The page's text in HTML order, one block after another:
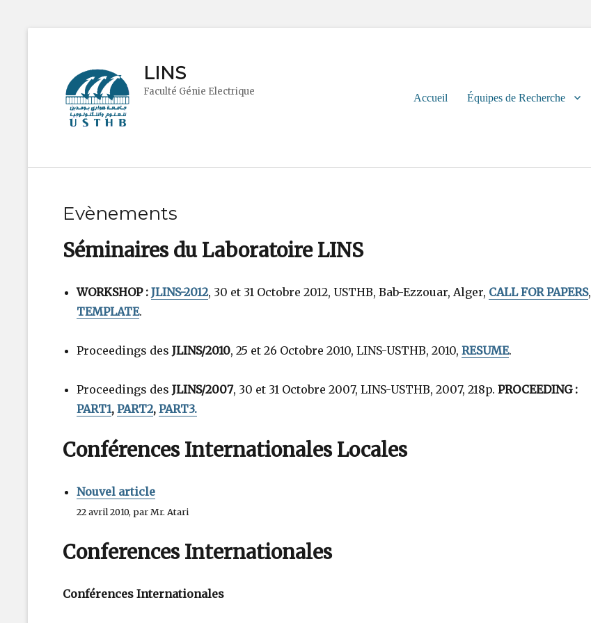
LINS
Faculté Génie Electrique
menu
Accueil Équipes de Recherche
Evènements
Séminaires du Laboratoire LINS
WORKSHOP : JLINS-2012, 30 et 31 Octobre 2012, USTHB, Bab-Ezzouar, Alger, CALL FOR PAPERS,
TEMPLATE.
Proceedings des JLINS/2010, 25 et 26 Octobre 2010, LINS-USTHB, 2010, RESUME.
Proceedings des JLINS/2007, 30 et 31 Octobre 2007, LINS-USTHB, 2007, 218p. PROCEEDING :
PART1, PART2, PART3.
Conférences Internationales Locales
Nouvel article
22 avril 2010, par Mr. Atari
Conferences Internationales
Conférences Internationales